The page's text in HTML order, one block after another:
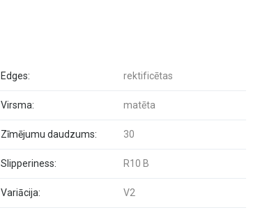
Edges: rektificētas
Virsma: matēta
Zīmējumu daudzums: 30
Slipperiness: R10 B
Variācija: V2